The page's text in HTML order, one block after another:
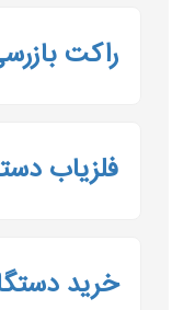
راکت
فلزیاب
خرید